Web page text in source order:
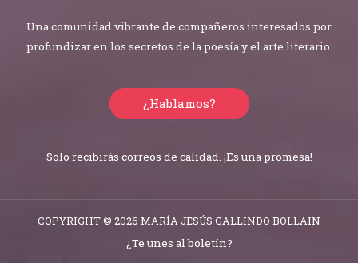
Una comunidad vibrante de compañeros interesados por
profundizar en los secretos de la poesía y el arte literario.
¿Hablamos?
Solo recibirás correos de calidad. ¡Es una promesa!
COPYRIGHT © 2026 MARÍA JESÚS GALLINDO BOLLAIN
¿Te unes al boletín?